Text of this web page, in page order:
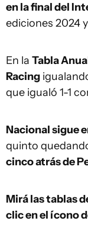
en la final del
ediciones 2024
En la Tabla
Racing
que igualó 1-1
Nacional sigue
quinto
cinco atrás de
Mirá las tablas
clic en el ícono